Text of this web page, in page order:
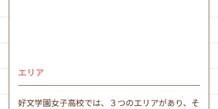
エリア
好文学園女子高校では、３つのエリアがあり、そ